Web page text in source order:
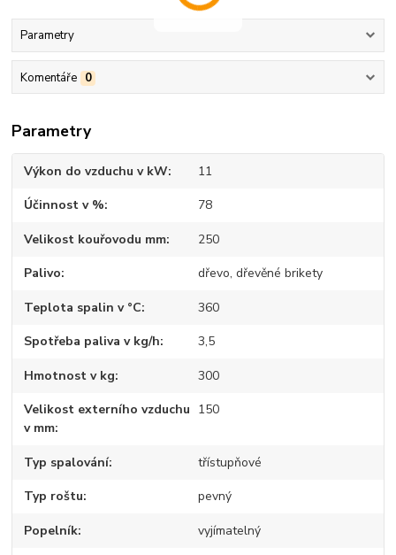
Parametry
Komentáře 0
Parametry
Výkon do vzduchu v kW 11
Účinnost v % 78
Velikost kouřovodu mm 250
Palivo dřevo, dřevěné brikety
Teplota spalin v °C 360
Spotřeba paliva v kg/h 3,5
Hmotnost v kg 300
Velikost externího vzduchu
v mm
150
Typ spalování třístupňové
Typ roštu pevný
Popelník vyjímatelný